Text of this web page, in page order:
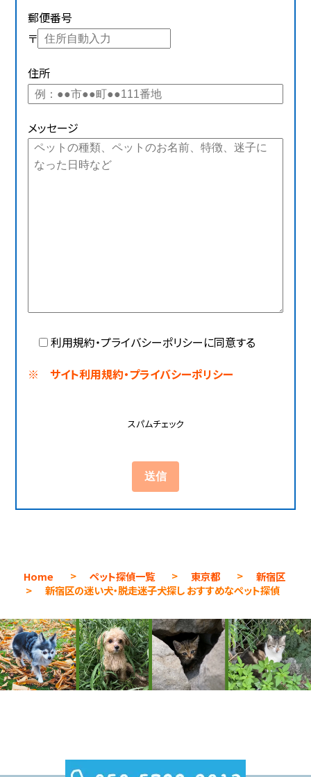
郵便番号
〒
住所
メッセージ
利用規約・プライバシーポリシーに同意する
※ サイト利用規約・プライバシーポリシー
スパムチェック
Home > ペット探偵一覧 > 東京都 >
新宿区
>
新宿区の迷い犬・脱走迷子犬探し おすすめなペット探偵